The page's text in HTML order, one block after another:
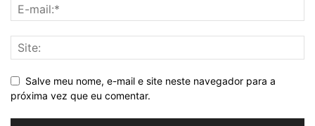
Salve meu nome, e-mail e site neste navegador para a
próxima vez que eu comentar.